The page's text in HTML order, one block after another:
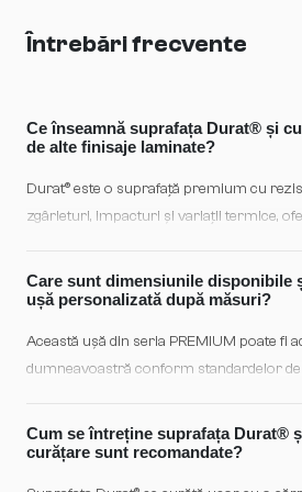
Întrebări frecvente
Ce înseamnă suprafața Durat® și
de alte finisaje laminate?
Durat® este o suprafață premium cu
zgârieturi, impacturi și variații termice,
PREMIUM asigură o protecție pe termen
curățare, fără a sacrifica aspectul estetic
Care sunt dimensiunile disponibile
ușă personalizată după măsuri?
Această ușă din seria PREMIUM poate fi
dumneavoastră conform standardelor
vânzări pentru a defini exact dimensiunile,
compatibilitatea cu structura existentă,
Cum se întreține suprafața Durat®
curățare sunt recomandate?